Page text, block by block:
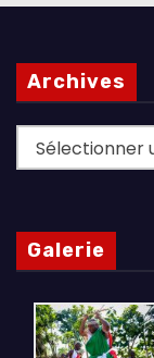
Archives
Archives
Galerie